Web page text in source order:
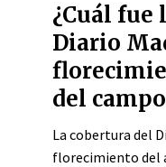
¿Cuál fue
Diario
del
La cobertura del
florecimiento del